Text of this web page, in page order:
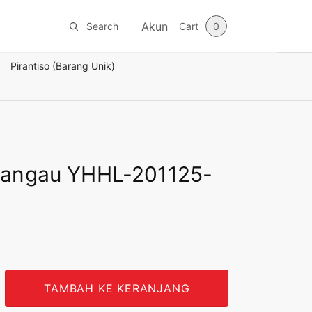
Search Akun Cart 0
Pirantiso (Barang Unik)
YHHL-201125-
TAMBAH KE KERANJANG